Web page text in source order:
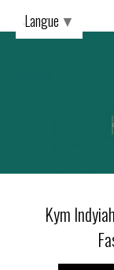
Kym
Langue ▼